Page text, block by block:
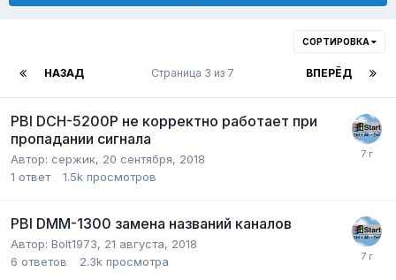
СОРТИРОВКА
НАЗАД ВПЕРЁД
Страница 3 из 7
PBI DCH-5200P не корректно работает при
пропадании сигнала
Автор: сержик, 20 сентября, 2018
1 ответ 1.5k просмотров
PBI DMM-1300 замена названий каналов
Автор: Bolt1973, 21 августа, 2018
6 ответов 2.3k просмотра